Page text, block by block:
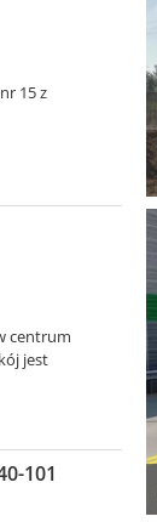
15 z
centrum
jest
101